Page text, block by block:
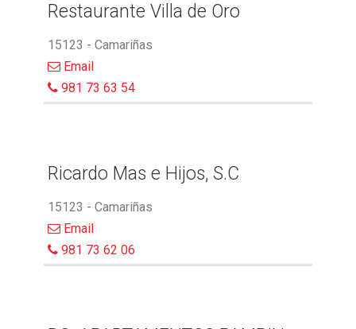
Restaurante Villa de Oro
15123 - Camariñas
Email
981 73 63 54
Ricardo Mas e Hijos, S.C
15123 - Camariñas
Email
981 73 62 06